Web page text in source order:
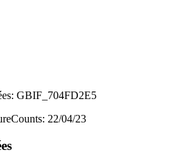
GBIF_704FD2E5
22/04/23